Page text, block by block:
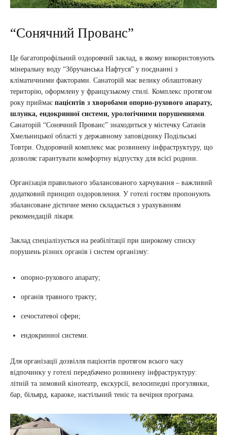
“Сонячний Прованс”
Це багатопрофільний оздоровчий заклад, в якому використовують
мінеральну воду “Збручанська Нафтуся” у поєднанні з
кліматичними факторами. Санаторій має велику облаштовану
територію, оформлену у французькому стилі. Комплекс протягом
року приймає пацієнтів з хворобами опорно-рухового апарату,
шлунка, ендокринної системи, урологічними порушеннями.
Санаторій “Сонячний Прованс” знаходиться у містечку Сатанів
Хмельницької області у державному заповіднику Подільські
Товтри. Оздоровчий комплекс має розвинену інфраструктуру, що
дозволяє гарантувати комфортну відпустку для всієї родини.
Організація правильного збалансованого харчування – важливий
додатковий принцип оздоровлення. У готелі гостям пропонують
збалансоване дієтичне меню складається з урахуванням
рекомендацій лікаря.
Заклад спеціалізується на реабілітації при широкому списку
порушень різних органів і систем організму:
опорно-рухового апарату;
органів травного тракту;
сечостатевої сфери;
ендокринної системи.
Для організації дозвілля пацієнтів протягом всього часу
відпочинку у готелі передбачено розвинену інфраструктуру:
літній та зимовий кінотеатр, екскурсії, велосипедні прогулянки,
бар, більярд, караоке, настільний теніс та вечірня програма.